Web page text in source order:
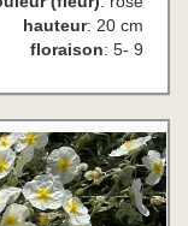
hauteur: 20 cm
floraison: 5- 9